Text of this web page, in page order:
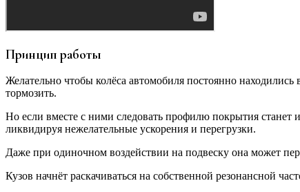
Принцип работы
Желательно чтобы колёса автомобиля постоянно
тормозить.
Но если вместе с ними следовать профилю покрытия станет
ликвидируя нежелательные ускорения и перегрузки.
Даже при одиночном воздействии на подвеску она может
Кузов начнёт раскачиваться на собственной резонансной